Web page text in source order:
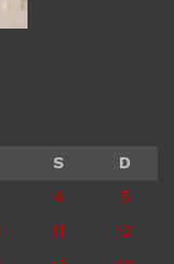
S
D
4
5
11
12